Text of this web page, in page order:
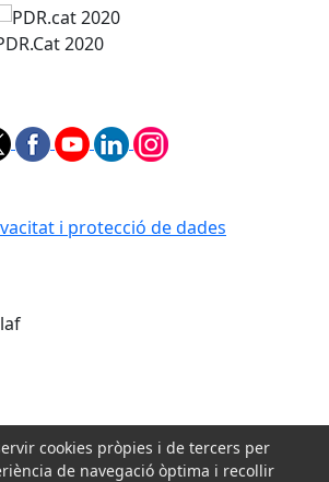
2020
i protecció de dades
de:
cookies pròpies i de tercers per
de navegació òptima i recollir